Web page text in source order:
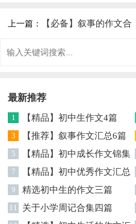
上一篇： 【必备】叙事的作文合
最新推荐
1 【精品】初中生作文4篇
3 【推荐】叙事作文汇总6篇
5
【精品】初中成长作文锦集
七篇
7
【精品】初中优秀作文汇总
五篇
9 精选初中生的作文三篇
11 关于小学周记合集四篇